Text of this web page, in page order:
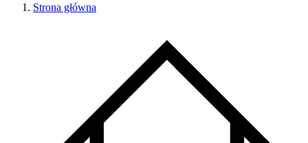
Strona główna